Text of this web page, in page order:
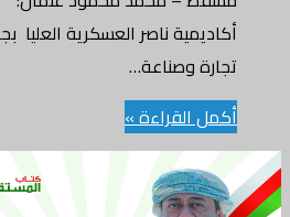
أكاديمية ناصر العسكرية العليا
تجارة وصناعة…
أكمل القراءة »